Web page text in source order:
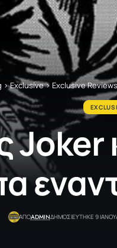
>Exclusive> Exclusive Reviews
Joker
ΑΠΟADMINΔΗΜΟΣΙΕΥΤΗΚΕ 9